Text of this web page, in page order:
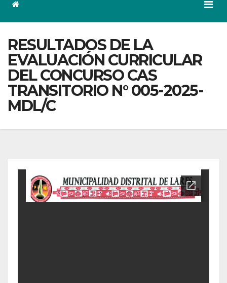
RESULTADOS DE LA
EVALUACIÓN CURRICULAR
DEL CONCURSO CAS
TRANSITORIO N° 005-2025-
MDL/C